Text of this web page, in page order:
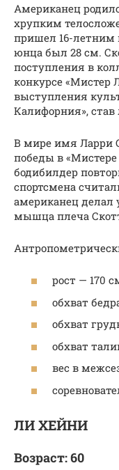
Американец
хрупким
пришел 16-летним
юнца был 28 см.
поступления в
конкурсе «Мистер
выступления
Калифорния»,
В мире имя Ларри
победы в «Мистере
бодибилдер
спортсмена
американец делал
мышца плеча
рост — 170
обхват
обхват
обхват
вес в
ЛИ ХЕЙНИ
Возраст: 60